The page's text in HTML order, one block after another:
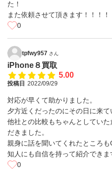
た！
また依頼させて頂きます！！！！
0
tpfwy957 さん
iPhone８買取
5.00
投稿日 2022/09/29
対応が早くて助かりました。
夕方近くだったのにその日に来て
他社との比較もちゃんとしてい
だきました。
親身に話を聞いてくれたところも
知人にも自信を持って紹介できま
0